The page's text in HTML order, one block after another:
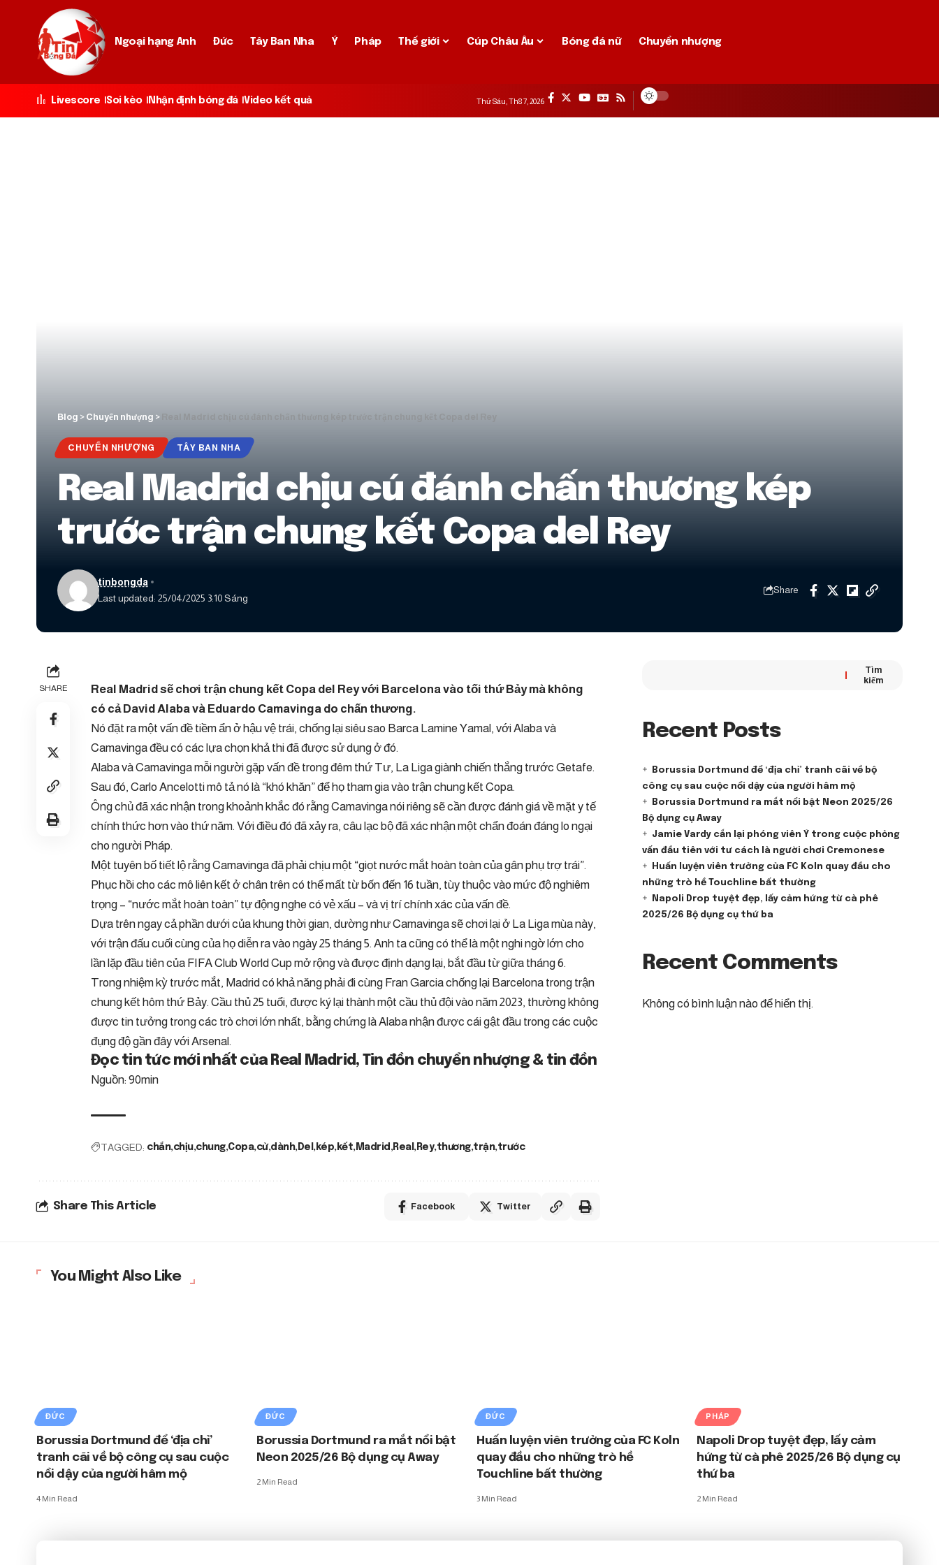
Ngoại hạng Anh Đức Tây Ban Nha Ý Pháp Thế giới Cúp Châu Âu Bóng đá nữ Chuyển nhượng
Livescore Soi kèo Nhận định bóng đá Video kết quả Thứ Sáu, Th8 7, 2026
Blog > Chuyển nhượng >
CHUYỂN NHƯỢNG TÂY BAN NHA
Real Madrid chịu cú đánh chấn thương kép
trước trận chung kết Copa del Rey
Last updated: 25/04/2025 3:10 Sáng
tinbongda
Share
SHARE
Real Madrid sẽ chơi trận chung kết Copa del Rey với Barcelona vào tối thứ Bảy mà không
có cả David Alaba và Eduardo Camavinga do chấn thương.
Nó đặt ra một vấn đề tiềm ẩn ở hậu vệ trái, chống lại siêu sao Barca Lamine Yamal, với Alaba và
Camavinga đều có các lựa chọn khả thi đã được sử dụng ở đó.
Alaba và Camavinga mỗi người gặp vấn đề trong đêm thứ Tư, La Liga giành chiến thắng trước Getafe.
Sau đó, Carlo Ancelotti mô tả nó là “khó khăn” để họ tham gia vào trận chung kết Copa.
Ông chủ đã xác nhận trong khoảnh khắc đó rằng Camavinga nói riêng sẽ cần được đánh giá về mặt y tế
chính thức hơn vào thứ năm. Với điều đó đã xảy ra, câu lạc bộ đã xác nhận một chẩn đoán đáng lo ngại
cho người Pháp.
Một tuyên bố tiết lộ rằng Camavinga đã phải chịu một “giọt nước mắt hoàn toàn của gân phụ trợ trái”.
Phục hồi cho các mô liên kết ở chân trên có thể mất từ ​​bốn đến 16 tuần, tùy thuộc vào mức độ nghiêm
trọng – “nước mắt hoàn toàn” tự động nghe có vẻ xấu – và vị trí chính xác của vấn đề.
Dựa trên ngay cả phần dưới của khung thời gian, dường như Camavinga sẽ chơi lại ở La Liga mùa này,
với trận đấu cuối cùng của họ diễn ra vào ngày 25 tháng 5. Anh ta cũng có thể là một nghi ngờ lớn cho
lần lặp đầu tiên của FIFA Club World Cup mở rộng và được định dạng lại, bắt đầu từ giữa tháng 6.
Trong nhiệm kỳ trước mắt, Madrid có khả năng phải đi cùng Fran Garcia chống lại Barcelona trong trận
chung kết hôm thứ Bảy. Cầu thủ 25 tuổi, được ký lại thành một cầu thủ đội vào năm 2023, thường không
được tin tưởng trong các trò chơi lớn nhất, bằng chứng là Alaba nhận được cái gật đầu trong các cuộc
đụng độ gần đây với Arsenal.
Đọc tin tức mới nhất của Real Madrid, Tin đồn chuyển nhượng & tin đồn
Nguồn: 90min
TAGGED: chắn chịu chung Copa cử dành Del kép kết Madrid Real Rey thương trận trước
Share This Article Facebook Twitter
Tìm
kiếm
Recent Posts
Borussia Dortmund để ‘địa chỉ’ tranh cãi về bộ
công cụ sau cuộc nổi dậy của người hâm mộ
Borussia Dortmund ra mắt nổi bật Neon 2025/26
Bộ dụng cụ Away
Jamie Vardy cắn lại phóng viên Ý trong cuộc phỏng
vấn đầu tiên với tư cách là người chơi Cremonese
Huấn luyện viên trưởng của FC Koln quay đầu cho
những trò hề Touchline bất thường
Napoli Drop tuyệt đẹp, lấy cảm hứng từ cà phê
2025/26 Bộ dụng cụ thứ ba
Recent Comments
Không có bình luận nào để hiển thị.
You Might Also Like
ĐỨC
Borussia Dortmund để ‘địa chỉ’
tranh cãi về bộ công cụ sau cuộc
nổi dậy của người hâm mộ
4 Min Read
ĐỨC
Borussia Dortmund ra mắt nổi bật
Neon 2025/26 Bộ dụng cụ Away
2 Min Read
ĐỨC
Huấn luyện viên trưởng của FC Koln
quay đầu cho những trò hề
Touchline bất thường
3 Min Read
PHÁP
Napoli Drop tuyệt đẹp, lấy cảm
hứng từ cà phê 2025/26 Bộ dụng cụ
thứ ba
2 Min Read